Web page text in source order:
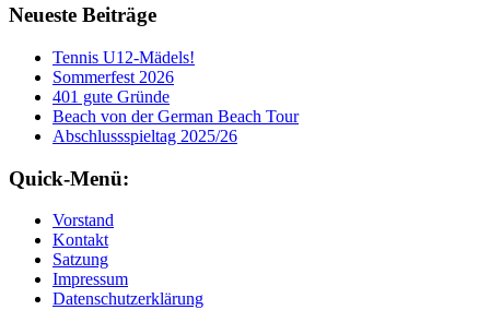
Neueste Beiträge
Tennis U12-Mädels!
Sommerfest 2026
401 gute Gründe
Beach von der German Beach Tour
Abschlussspieltag 2025/26
Quick-Menü:
Vorstand
Kontakt
Satzung
Impressum
Datenschutzerklärung